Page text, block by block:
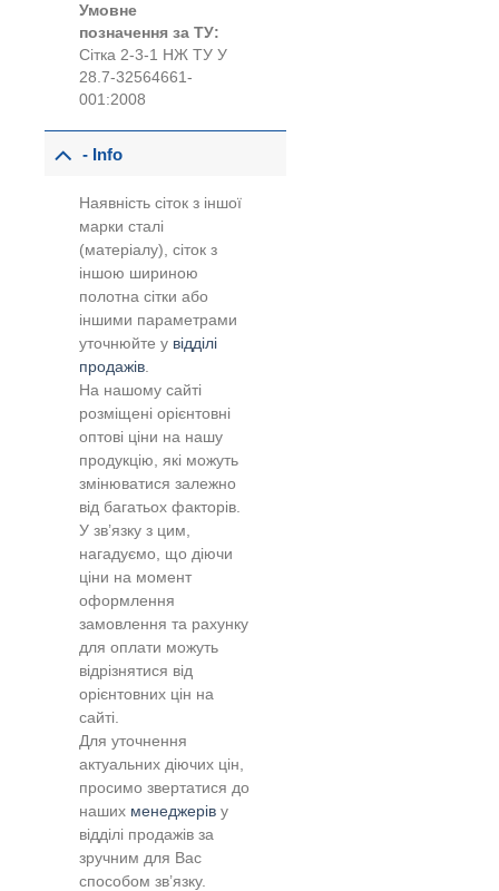
Умовне
позначення за ТУ:
Сітка 2-3-1 НЖ ТУ У
28.7-32564661-
001:2008
- Info
Наявність сіток з іншої
марки сталі
(матеріалу), сіток з
іншою шириною
полотна сітки або
іншими параметрами
уточнюйте у відділі
продажів.
На нашому сайті
розміщені орієнтовні
оптові ціни на нашу
продукцію, які можуть
змінюватися залежно
від багатьох факторів.
У зв’язку з цим,
нагадуємо, що діючи
ціни на момент
оформлення
замовлення та рахунку
для оплати можуть
відрізнятися від
орієнтовних цін на
сайті.
Для уточнення
актуальних діючих цін,
просимо звертатися до
наших менеджерів у
відділі продажів за
зручним для Вас
способом зв’язку.